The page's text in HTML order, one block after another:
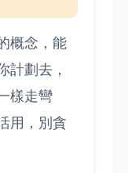
概念，能
計劃去，
樣走彎
用，別貪